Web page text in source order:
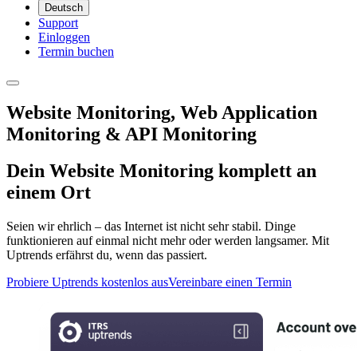
Deutsch
Support
Einloggen
Termin buchen
Website Monitoring, Web Application
Monitoring & API Monitoring
Dein Website Monitoring komplett an
einem Ort
Seien wir ehrlich – das Internet ist nicht sehr stabil. Dinge
funktionieren auf einmal nicht mehr oder werden langsamer. Mit
Uptrends erfährst du, wenn das passiert.
Probiere Uptrends kostenlos ausVereinbare einen Termin